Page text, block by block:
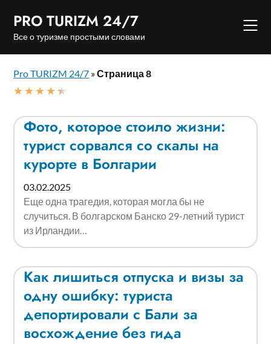
content
PRO TURIZM 24/7
Все о туризме простыми словами
Pro TURIZM 24/7 »Страница 8
★★★★★
Фото, которое стоило жизни:
турист сорвался со скалы на
курорте в Болгарии
03.02.2025
Еще одна трагедия, которая могла бы не
случиться. В болгарском Банско 29-летний турист
из Ирландии…
Как лишиться отпуска и визы за
одну ошибку: туриста
депортировали с Бали за
восхождение без гида